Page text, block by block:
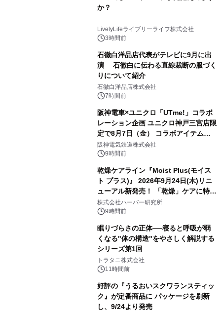
か？
LivelyLifeライブリーライフ株式会社
3時間前
石徹白洋品店代表がテレビに9月に出
演 石徹白に伝わる直線裁断の服づく
りについて紹介
石徹白洋品店株式会社
7時間前
阪神電車×ユニクロ「UTme!」コラボ
レーション企画 ユニクロ神戸三宮店限
定で8月7日（金） コラボアイテムが
発売決定！
阪神電気鉄道株式会社
9時間前
乾燥ケアライン『Moist Plus(モイス
ト プラス)』 2026年9月24日(木)リニ
ューアル新発売！ 「乾燥」ケアに特化
し、ライン使いで潤いに満ちた肌へ
株式会社ハーバー研究所
9時間前
眠りづらさの正体──寝ると呼吸が弱
くなる"体の構造"をやさしく解説する
シリーズ第1回
トラタニ株式会社
11時間前
好評の『うるおいスクワランスティッ
ク』が定番商品に パッケージを刷新
し、9/24より発売